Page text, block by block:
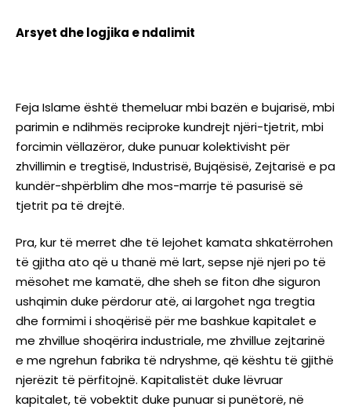
Arsyet dhe logjika e ndalimit
Feja Islame është themeluar mbi bazën e bujarisë, mbi
parimin e ndihmës reciproke kundrejt njëri-tjetrit, mbi
forcimin vëllazëror, duke punuar kolektivisht për
zhvillimin e tregtisë, Industrisë, Bujqësisë, Zejtarisë e pa
kundër-shpërblim dhe mos-marrje të pasurisë së
tjetrit pa të drejtë.
Pra, kur të merret dhe të lejohet kamata shkatërrohen
të gjitha ato që u thanë më lart, sepse një njeri po të
mësohet me kamatë, dhe sheh se fiton dhe siguron
ushqimin duke përdorur atë, ai largohet nga tregtia
dhe formimi i shoqërisë për me bashkue kapitalet e
me zhvillue shoqërira industriale, me zhvillue zejtarinë
e me ngrehun fabrika të ndryshme, që kështu të gjithë
njerëzit të përfitojnë. Kapitalistët duke lëvruar
kapitalet, të vobektit duke punuar si punëtorë, në